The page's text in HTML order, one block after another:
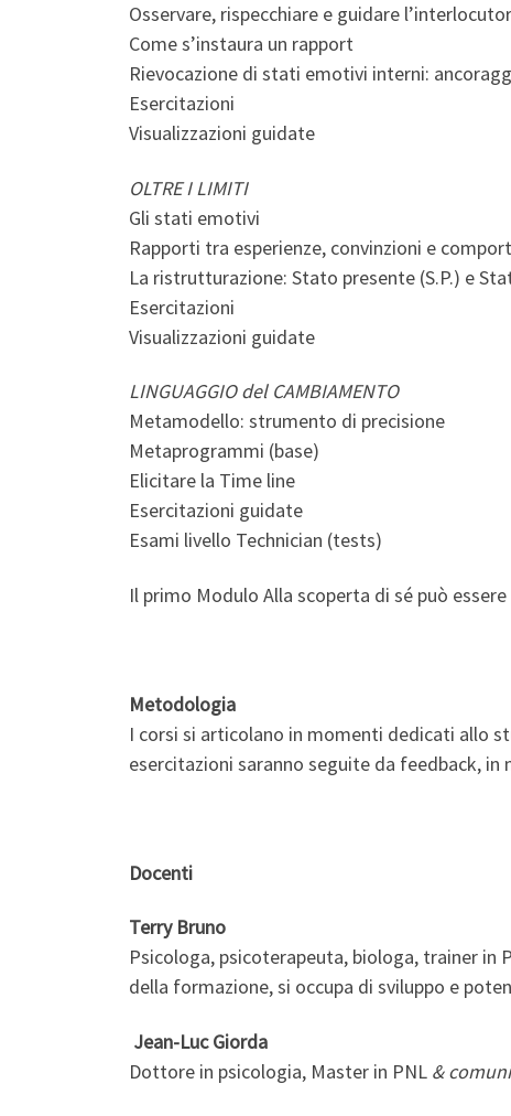
Osservare, rispecchiare e guidare
Come s’instaura un rapport
Rievocazione di stati emotivi interni:
Esercitazioni
Visualizzazioni guidate
OLTRE I LIMITI
Gli stati emotivi
Rapporti tra esperienze, convinzioni e
La ristrutturazione: Stato presente (S.P.) e
Esercitazioni
Visualizzazioni guidate
LINGUAGGIO del CAMBIAMENTO
Metamodello: strumento di precisione
Metaprogrammi (base)
Elicitare la Time line
Esercitazioni guidate
Esami livello Technician (tests)
Il primo Modulo Alla scoperta di sé può
Metodologia
I corsi si articolano in momenti dedicati allo
esercitazioni saranno seguite da feedback, in
Docenti
Terry Bruno
Psicologa, psicoterapeuta, biologa, trainer in
della formazione, si occupa di sviluppo e
Jean-Luc Giorda
Dottore in psicologia, Master in PNL &